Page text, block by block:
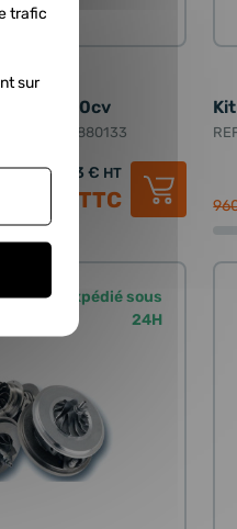
CHRA
3.8 i 500cv
030-53049880133
300,83 € HT
TTC
Expédié sous
24H
trafic
sur